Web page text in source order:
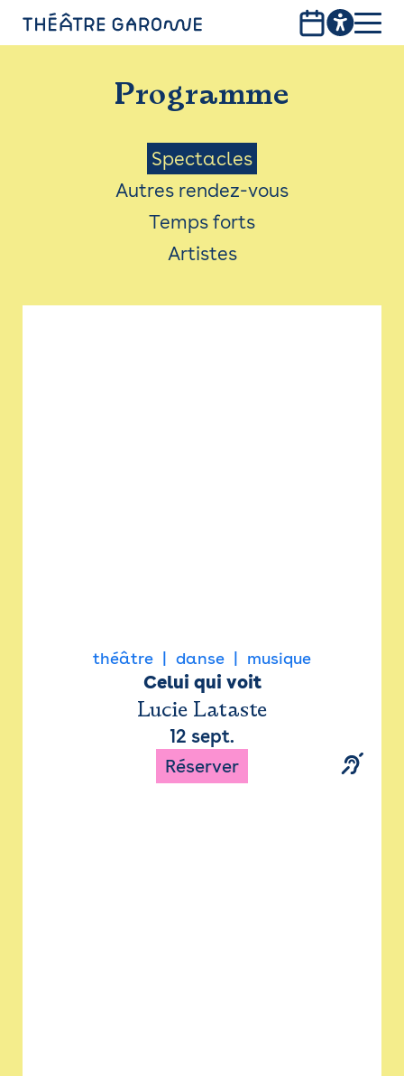
PROGRAMME
INFOS PRATIQUES
AVEC LES PUBLICS
ACCESSIBILITÉ
LES PRODUCTIONS
Programme
Menu
Saison
Spectacles
Autres rendez-vous
Temps forts
Artistes
théâtre danse musique
Celui qui voit
Lucie Lataste
12 sept.
Réserver